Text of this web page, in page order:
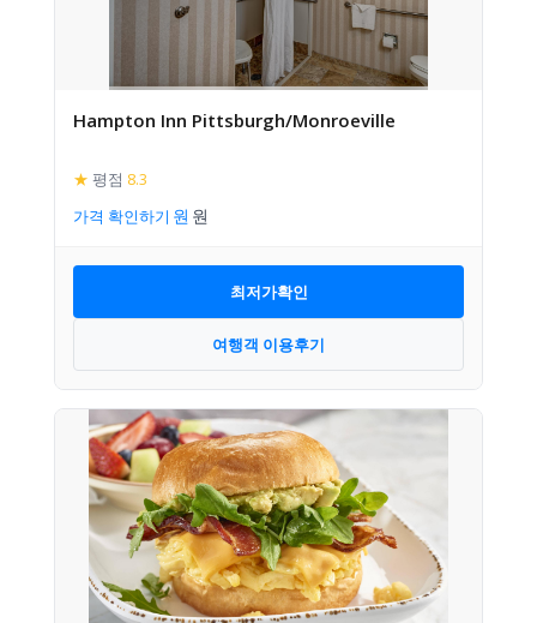
Hampton Inn Pittsburgh/Monroeville
★ 평점 8.3
가격 확인하기
최저가확인
여행객 이용후기